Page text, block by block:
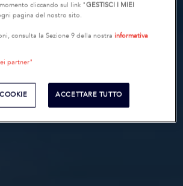
cliccando sul link "GESTISCI I MIEI
pagina del nostro sito.
consulta la Sezione 9 della nostra informativa
partner"
ACCETTARE TUTTO